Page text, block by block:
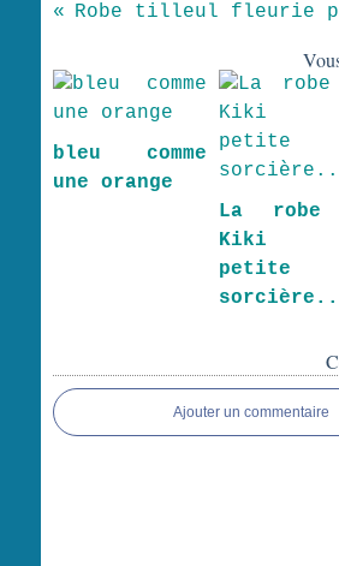
Robe tilleul fleurie
bleu comme
une orange
La robe
Kiki
petite
Ajouter un commentaire